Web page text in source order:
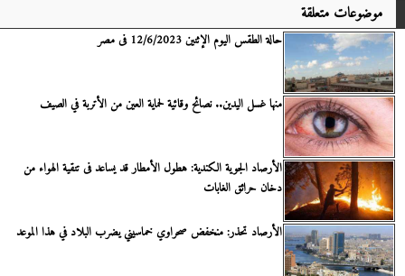
موضوعات متعلقة
حالة الطقس اليوم الإثنين 12/6/2023 فى مصر
منها غسل اليدين.. نصائح وقائية لحماية العين من الأتربة في الصيف
الأرصاد الجوية الكندية: هطول الأمطار قد يساعد فى تنقية الهواء من
دخان حرائق الغابات
الأرصاد تحذر: منخفض صحراوي خماسيني يضرب البلاد في هذا الموعد